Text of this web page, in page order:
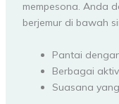
mempesona. Anda
berjemur di bawah
Pantai
Berbagai
Suasana